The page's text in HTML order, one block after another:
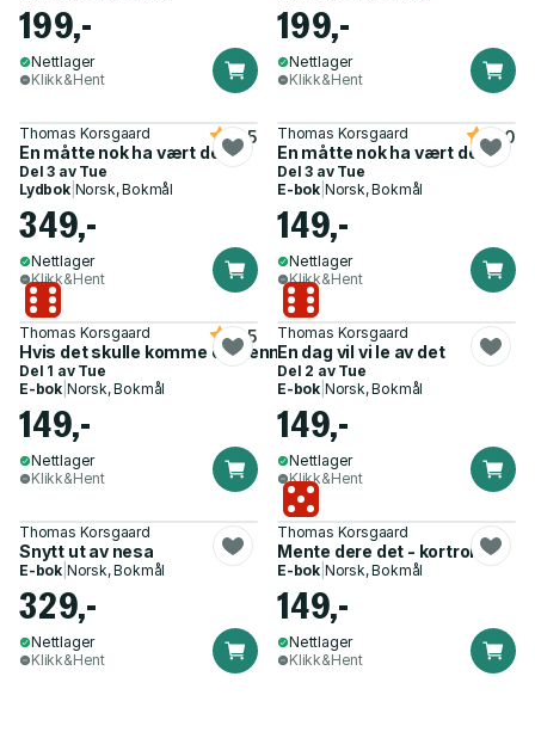
199,-
Nettlager
Klikk&Hent
199,-
Nettlager
Klikk&Hent
Thomas Korsgaard
En måtte nok ha vært der
4.5
Del 3 av Tue
Lydbok| Norsk, Bokmål
349,-
Nettlager
Klikk&Hent
Thomas Korsgaard
En måtte nok ha vært der
4.0
Del 3 av Tue
E-bok Norsk, Bokmål
149,-
Nettlager
Klikk&Hent
Thomas Korsgaard
Hvis det skulle komme et menneske
4.5
Del 1 av Tue
E-bok Norsk, Bokmål
149,-
Nettlager
Klikk&Hent
Thomas Korsgaard
En dag vil vi le av det
Del 2 av Tue
E-bok Norsk, Bokmål
149,-
Nettlager
Klikk&Hent
Thomas Korsgaard
Snytt ut av nesa
E-bok Norsk, Bokmål
329,-
Nettlager
Klikk&Hent
Thomas Korsgaard
Mente dere det - kortroman
E-bok Norsk, Bokmål
149,-
Nettlager
Klikk&Hent